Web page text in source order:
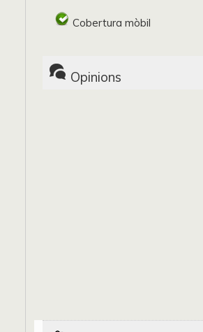
Cobertura mòbil
Opinions